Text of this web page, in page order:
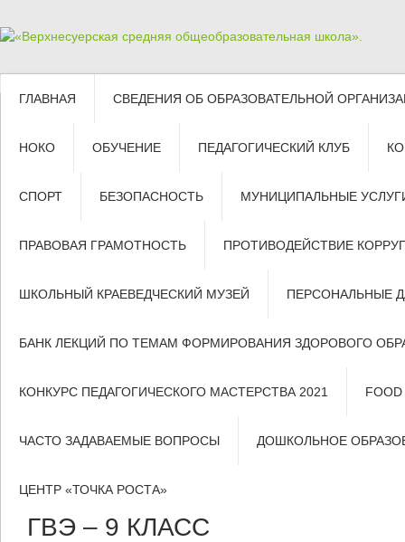
ГЛАВНАЯ СВЕДЕНИЯ ОБ ОБРАЗОВАТЕЛЬНОЙ
НОКО ОБУЧЕНИЕ ПЕДАГОГИЧЕСКИЙ КЛУБ
СПОРТ БЕЗОПАСНОСТЬ МУНИЦИПАЛЬНЫЕ
ПРАВОВАЯ ГРАМОТНОСТЬ ПРОТИВОДЕЙСТВИЕ
ШКОЛЬНЫЙ КРАЕВЕДЧЕСКИЙ МУЗЕЙ ПЕРСОНАЛЬНЫЕ
БАНК ЛЕКЦИЙ ПО ТЕМАМ ФОРМИРОВАНИЯ ЗДОРОВОГО
КОНКУРС ПЕДАГОГИЧЕСКОГО МАСТЕРСТВА 2021 FOOD
ЧАСТО ЗАДАВАЕМЫЕ ВОПРОСЫ ДОШКОЛЬНОЕ
ЦЕНТР «ТОЧКА РОСТА»
ГВЭ – 9 КЛАСС